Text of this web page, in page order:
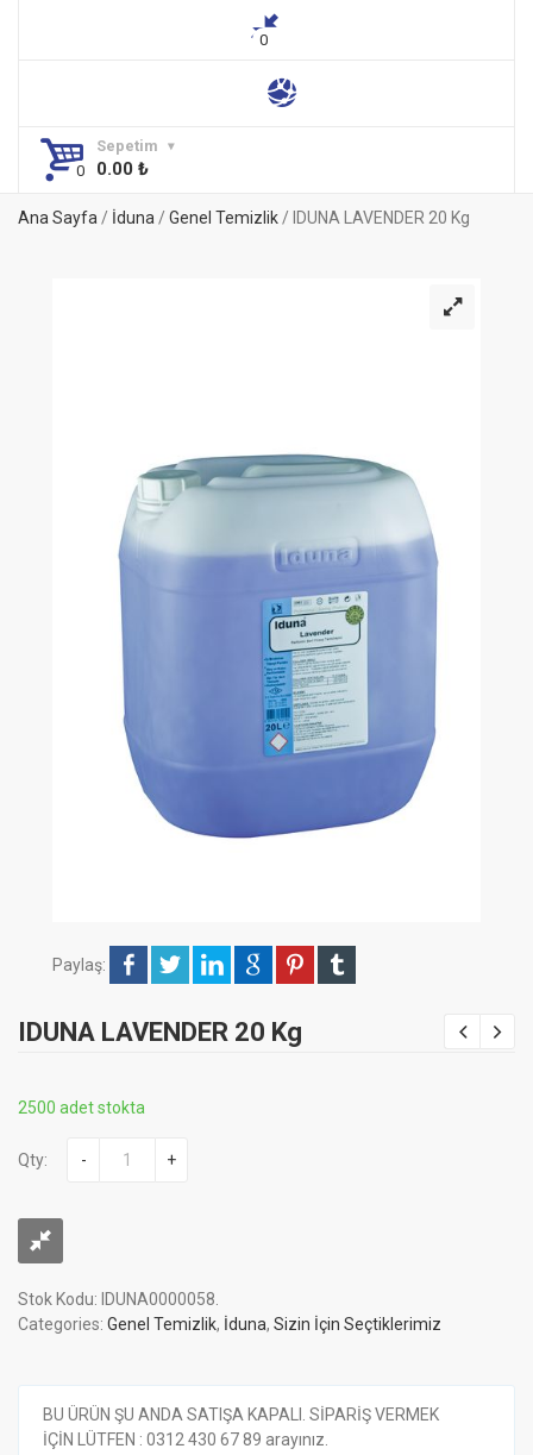
Sepetim
0.00 ₺
Ana Sayfa/ İduna/ Genel Temizlik/ IDUNA LAVENDER 20 Kg
Paylaş:
IDUNA LAVENDER 20 Kg
2500 adet stokta
Qty: - +
Stok Kodu: IDUNA0000058
Categories: Genel Temizlik, İduna, Sizin İçin Seçtiklerimiz
BU ÜRÜN ŞU ANDA SATIŞA KAPALI. SİPARİŞ VERMEK
İÇİN LÜTFEN : 0312 430 67 89 arayınız.